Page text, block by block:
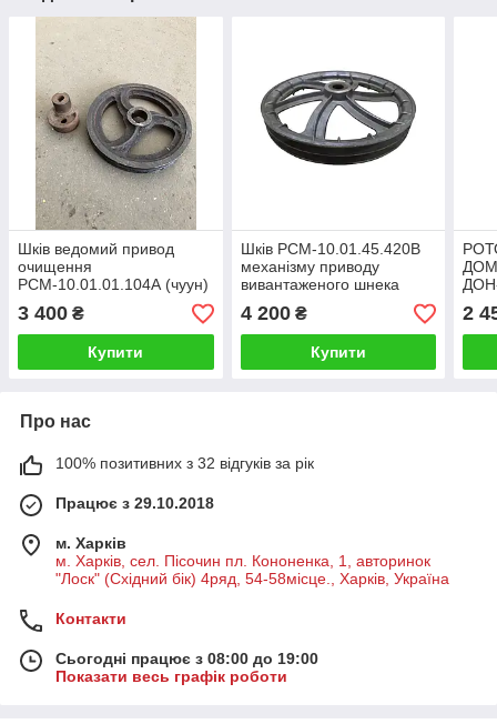
Шків ведомий привод
очищення
РСМ-10.01.01.104А (чуун)
комбайна ДОН-1500
3 400 ₴
Купити
Шків РСМ-10.01.45.420В
механізму приводу
вивантаженого шнека
комбайна Дон-1500
4 200₴
Купити
2
Про нас
100% позитивних з 32 відгуків за рік
Працює з 29.10.2018
м. Харків
м. Харків, сел. Пісочин пл. Кононенка, 1, авторинок
"Лоск" (Східний бік) 4ряд, 54-58місце., Харків, Україна
Контакти
Сьогодні працює з 08:00 до 19:00
Показати весь графік роботи